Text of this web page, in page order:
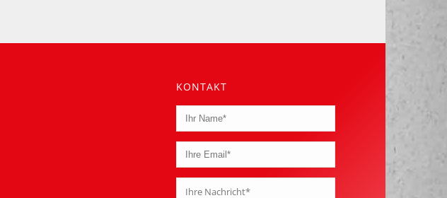
KONTAKT